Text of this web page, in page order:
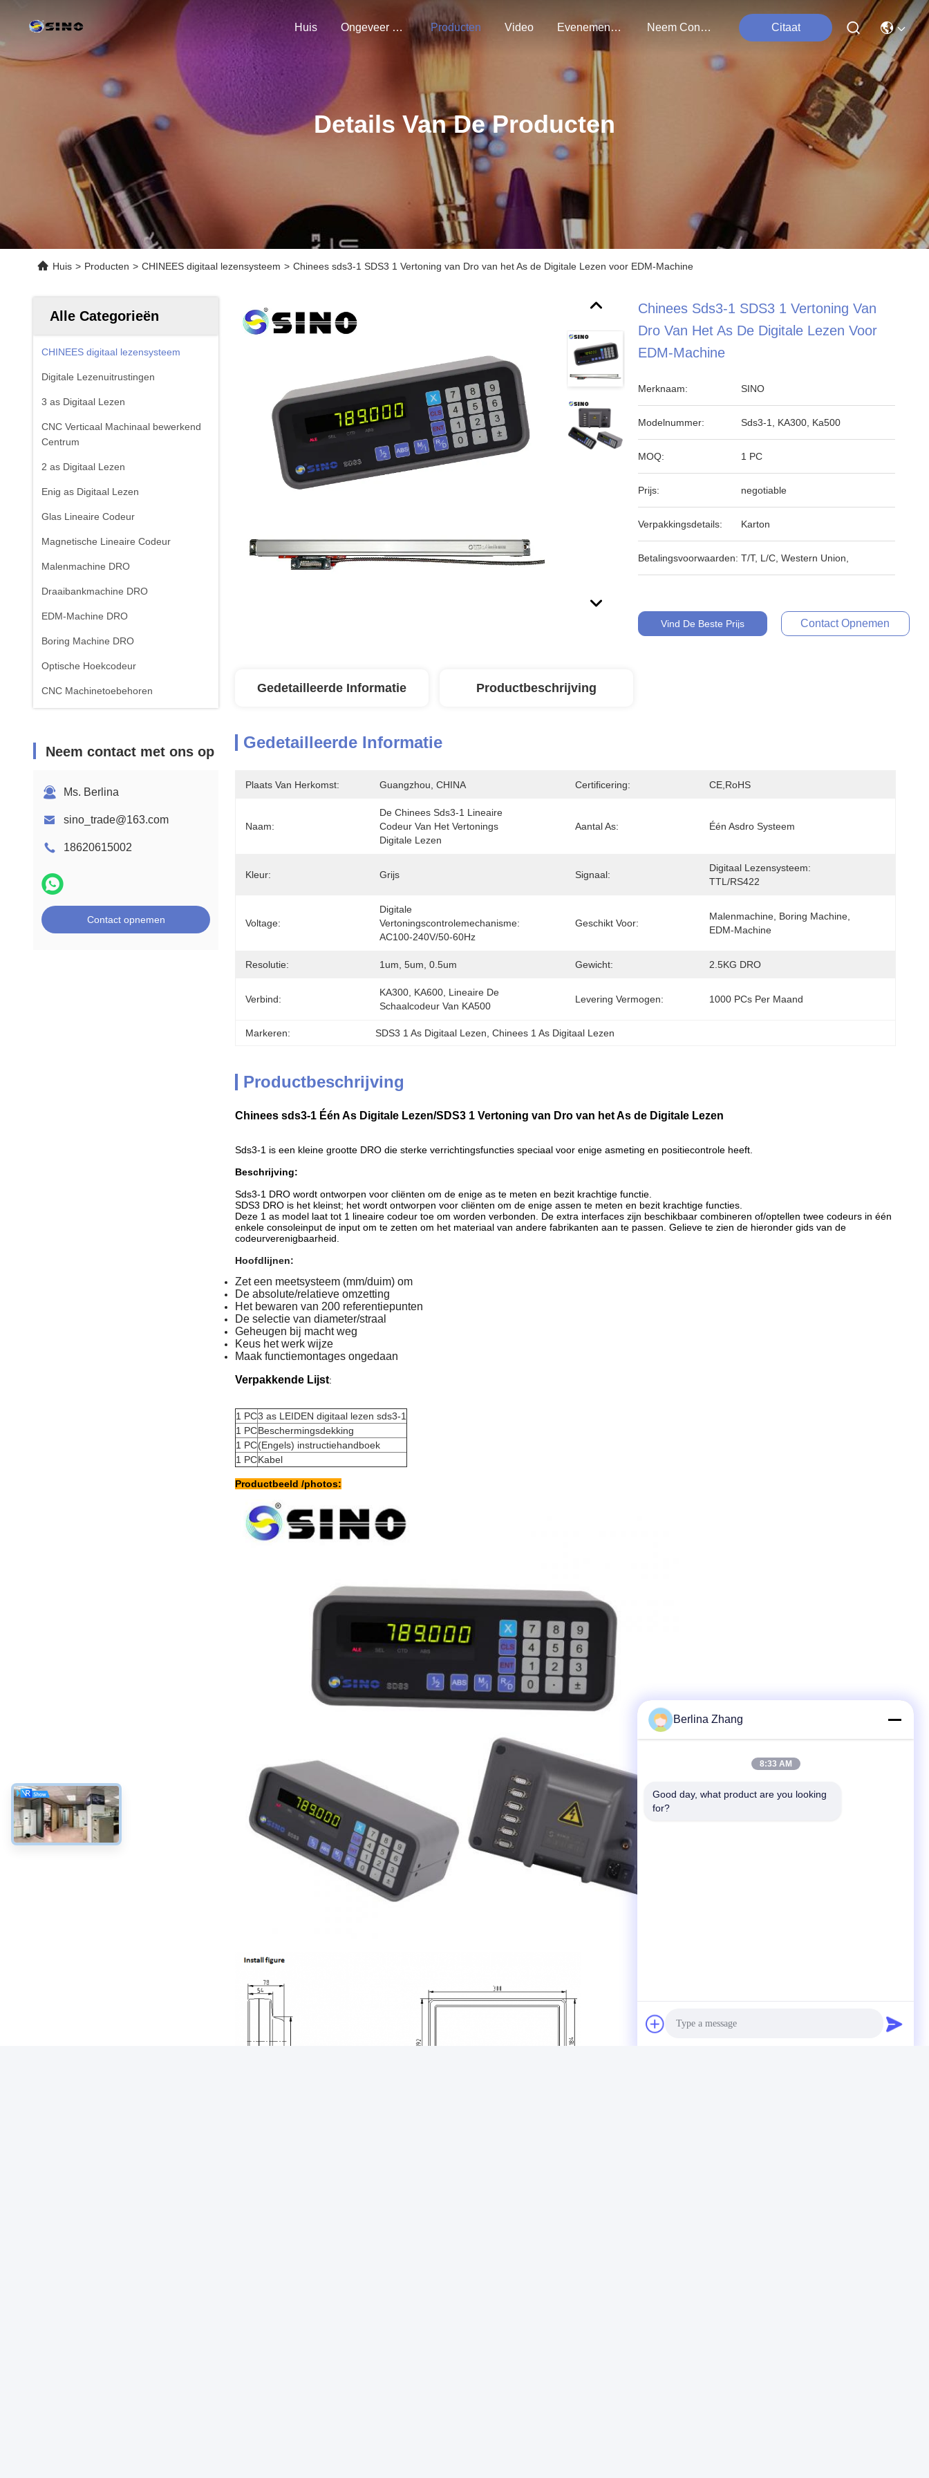
Huis Ongeveer Ons Producten Video Evenementen Neem Contact Met Ons Op Citaat
Details Van De Producten
Huis > Producten > CHINEES digitaal lezensysteem > Chinees sds3-1 SDS3 1 Vertoning van Dro van het As de Digitale Lezen voor EDM-Machine
Alle Categorieën
CHINEES digitaal lezensysteem
Digitale Lezenuitrustingen
3 as Digitaal Lezen
CNC Verticaal Machinaal bewerkend
Centrum
2 as Digitaal Lezen
Enig as Digitaal Lezen
Glas Lineaire Codeur
Magnetische Lineaire Codeur
Malenmachine DRO
Draaibankmachine DRO
EDM-Machine DRO
Boring Machine DRO
Optische Hoekcodeur
CNC Machinetoebehoren
Neem contact met ons op
Ms. Berlina
sino_trade@163.com
18620615002
Contact opnemen
Chinees Sds3-1 SDS3 1 Vertoning Van
Dro Van Het As De Digitale Lezen Voor
EDM-Machine
Merknaam: SINO
Modelnummer: Sds3-1, KA300, Ka500
MOQ: 1 PC
Prijs: negotiable
Verpakkingsdetails: Karton
Betalingsvoorwaarden: T/T, L/C, Western Union,
Vind De Beste Prijs Contact Opnemen
Gedetailleerde Informatie Productbeschrijving
Gedetailleerde Informatie
Plaats Van Herkomst: Guangzhou, CHINA Certificering: CE,RoHS
Naam:
De Chinees Sds3-1 Lineaire
Codeur Van Het Vertonings
Digitale Lezen
Aantal As: Één Asdro Systeem
Kleur: Grijs Signaal:
Digitaal Lezensysteem:
TTL/RS422
Voltage:
Digitale
Vertoningscontrolemechanisme:
AC100-240V/50-60Hz
Geschikt Voor:
Malenmachine, Boring Machine,
EDM-Machine
Resolutie: 1um, 5um, 0.5um Gewicht: 2.5KG DRO
Verbind:
KA300, KA600, Lineaire De
Schaalcodeur Van KA500
Levering Vermogen: 1000 PCs Per Maand
Markeren: SDS3 1 As Digitaal Lezen , Chinees 1 As Digitaal Lezen
Productbeschrijving
Chinees sds3-1 Één As Digitale Lezen/SDS3 1 Vertoning van Dro van het As de Digitale Lezen
Sds3-1 is een kleine grootte DRO die sterke verrichtingsfuncties speciaal voor enige asmeting en positiecontrole heeft.
Beschrijving:
Sds3-1 DRO wordt ontworpen voor cliënten om de enige as te meten en bezit krachtige functie.
SDS3 DRO is het kleinst; het wordt ontworpen voor cliënten om de enige assen te meten en bezit krachtige functies.
Deze 1 as model laat tot 1 lineaire codeur toe om worden verbonden. De extra interfaces zijn beschikbaar combineren of/optellen twee codeurs in één
enkele consoleinput de input om te zetten om het materiaal van andere fabrikanten aan te passen. Gelieve te zien de hieronder gids van de
codeurverenigbaarheid.
Hoofdlijnen:
Zet een meetsysteem (mm/duim) om
De absolute/relatieve omzetting
Het bewaren van 200 referentiepunten
De selectie van diameter/straal
Geheugen bij macht weg
Keus het werk wijze
Maak functiemontages ongedaan
Verpakkende Lijst:
1 PC3 as LEIDEN digitaal lezen sds3-1
1 PCBeschermingsdekking
1 PC(Engels) instructiehandboek
1 PCKabel
Productbeeld /photos:
Berlina Zhang
8:33 AM
Good day, what product are you looking
for?